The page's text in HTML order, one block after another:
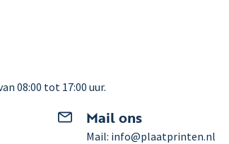
08:00 tot 17:00 uur.
Mail ons
Mail: info@plaatprinten.nl